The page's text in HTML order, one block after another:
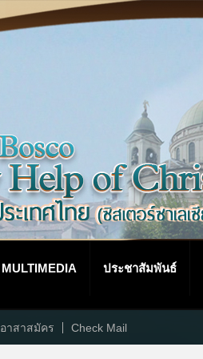
MULTIMEDIA ประชาสัมพันธ์
อาสาสมัคร Check Mail